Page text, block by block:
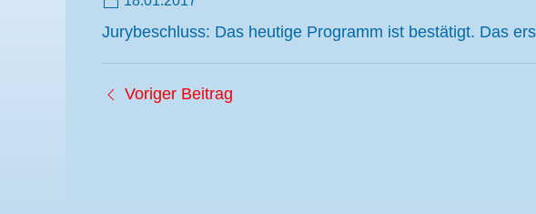
Jurybeschluss: Das heutige Programm ist bestätigt. Das
Voriger Beitrag